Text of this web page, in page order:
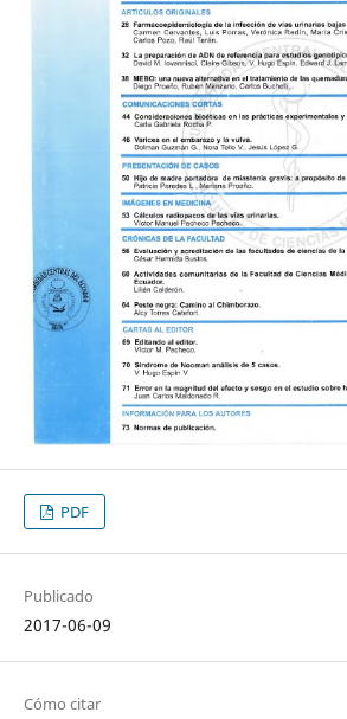
PDF
Publicado
2017-06-09
Cómo citar